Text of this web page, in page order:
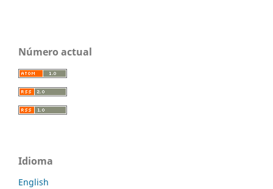
Número actual
Idioma
English